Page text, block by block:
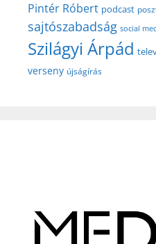
Pintér Róbert podcast
sajtószabadság social
Szilágyi Árpád
verseny újságírás